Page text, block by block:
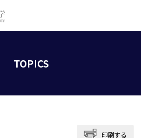
TOPICS
印刷する